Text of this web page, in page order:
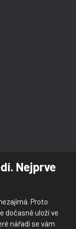
Nejprve
Proto
dočasně uloží ve
nářadí se vám